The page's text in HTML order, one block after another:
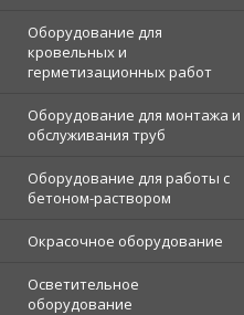
Оборудование для
кровельных и
герметизационных работ
Оборудование для монтажа и
обслуживания труб
Оборудование для работы с
бетоном-раствором
Окрасочное оборудование
Осветительное
оборудование